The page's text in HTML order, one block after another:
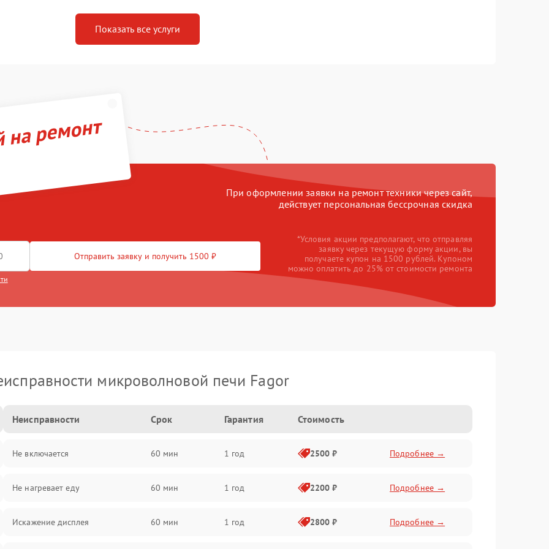
Показать все услуги
ремонт
При оформлении заявки на ремонт техники через сайт,
действует персональная бессрочная скидка
Отправить заявку и получить 1500 ₽
*Условия акции предполагают, что отправляя
заявку через текущую форму акции, вы
получаете купон на 1500 рублей. Купоном
можно оплатить до 25% от стоимости ремонта
микроволновой печи Fagor
Неисправности Срок Гарантия Стоимость
Не включается 60 мин 1 год 2500 ₽ Подробнее →
Не нагревает еду 60 мин 1 год 2200 ₽ Подробнее →
Искажение дисплея 60 мин 1 год 2800 ₽ Подробнее →